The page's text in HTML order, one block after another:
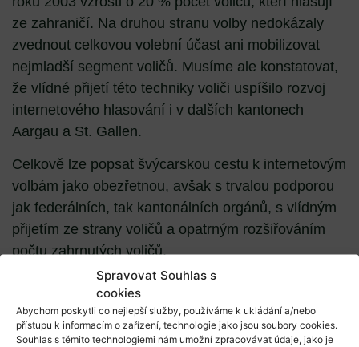
Spravovat Souhlas s
cookies
Abychom poskytli co nejlepší služby, používáme k ukládání a/nebo
přístupu k informacím o zařízení, technologie jako jsou soubory cookies.
Souhlas s těmito technologiemi nám umožní zpracovávat údaje, jako je
ze zahraničí. Na druhou stranu volby nedokázaly
zvednout celkovou volební účast ani mobilizovat
nejmladší segment voličů. Musíme ale konstatovat,
že vlídné přijetí této techniky voliči uspíšilo rozvoj
internetového hlasování i v dalších kantonech
Aargau a St. Gallen.
Celkově lze popsat švýcarskou cestu k internetovým
volbám jako obezřetnou, avšak s trvalou podporou
jak federálních, tak kantonálních orgánů, s vlídným
přijetím ze strany voličů a opatrným rozšiřováním
počtu zahrnutých voličů.
Zdroje: